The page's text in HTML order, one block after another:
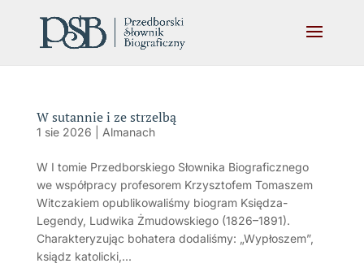
W sutannie i ze strzelbą
1 sie 2026 Almanach
W I tomie Przedborskiego Słownika Biograficznego
we współpracy profesorem Krzysztofem Tomaszem
Witczakiem opublikowaliśmy biogram Księdza-
Legendy, Ludwika Żmudowskiego (1826–1891).
Charakteryzując bohatera dodaliśmy: „Wypłoszem”,
ksiądz katolicki,...